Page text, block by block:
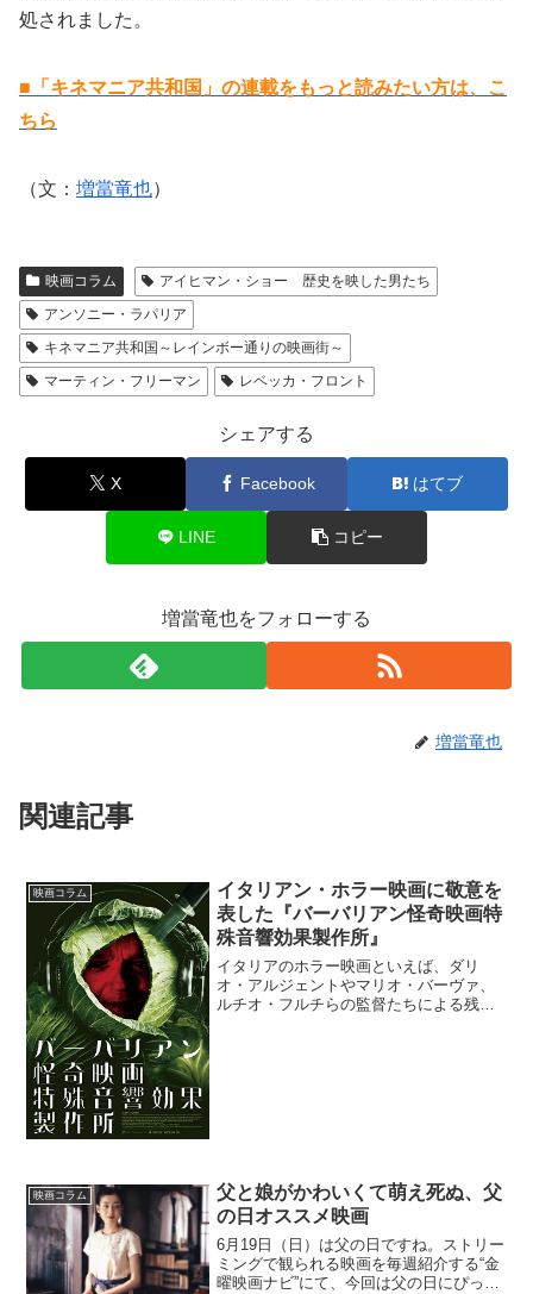
処されました。
■「キネマニア共和国」の連載をもっと読みたい方は、こ
ちら
（文： 増當竜也）
映画コラム
アイヒマン・ショー 歴史を映した男たち
アンソニー・ラパリア
キネマニア共和国～レインボー通りの映画街～
マーティン・フリーマン
レベッカ・フロント
シェアする
X Facebook はてブ
LINE コピー
増當竜也をフォローする
増當竜也
関連記事
映画コラム
イタリアン・ホラー映画に敬意を
表した『バーバリアン怪奇映画特
殊音響効果製作所』
イタリアのホラー映画といえば、ダリ
オ・アルジェントやマリオ・バーヴァ、
ルチオ・フルチらの監督たちによる残虐
映画コラム
父と娘がかわいくて萌え死ぬ、父
の日オススメ映画
6月19日（日）は父の日ですね。ストリー
ミングで観られる映画を毎週紹介する“金
曜映画ナビ”にて、今回は父の日にぴった